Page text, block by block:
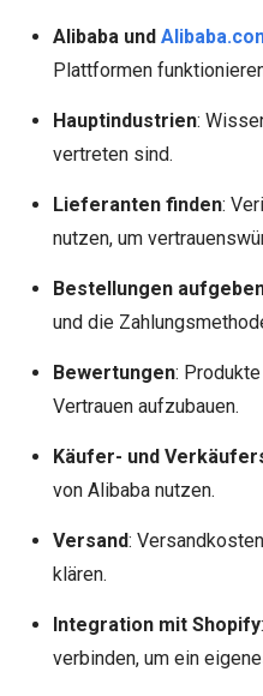
Alibaba und
Plattformen
Hauptindustrien:
vertreten sind.
Lieferanten finden:
nutzen, um
Bestellungen
und die
Bewertungen:
Vertrauen aufzubauen.
Käufer- und
von Alibaba nutzen.
Versand:
klären.
Integration mit Shopify
verbinden, um ein